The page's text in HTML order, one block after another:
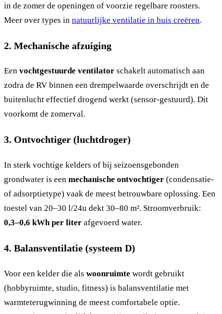
in de zomer de openingen of voorzie regelbare roosters.
Meer over types in natuurlijke ventilatie in huis creëren.
2. Mechanische afzuiging
Een vochtgestuurde ventilator schakelt automatisch aan
zodra de RV binnen een drempelwaarde overschrijdt en de
buitenlucht effectief drogend werkt (sensor-gestuurd). Dit
voorkomt de zomerval.
3. Ontvochtiger (luchtdroger)
In sterk vochtige kelders of bij seizoensgebonden
grondwater is een mechanische ontvochtiger (condensatie-
of adsorptietype) vaak de meest betrouwbare oplossing. Een
toestel van 20–30 l/24u dekt 30–80 m². Stroomverbruik:
0,3–0,6 kWh per liter afgevoerd water.
4. Balansventilatie (systeem D)
Voor een kelder die als woonruimte wordt gebruikt
(hobbyruimte, studio, fitness) is balansventilatie met
warmteterugwinning de meest comfortabele optie.